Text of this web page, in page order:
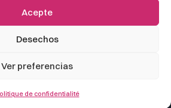
Acepte
Desechos
Ver preferencias
de confidentialité